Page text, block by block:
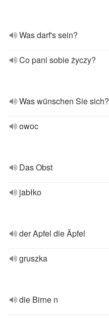
Was darf's sein?
Co pani sobie życzy?
Was wünschen Sie sich?
owoc
Das Obst
jabłko
der Apfel die Äpfel
gruszka
die Birne n